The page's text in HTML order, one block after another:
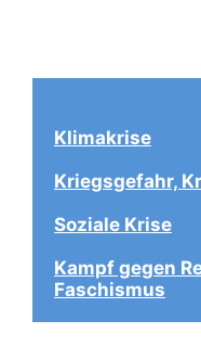
Klimakrise
Kriegsgefahr,
Soziale Krise
Kampf gegen
Faschismus